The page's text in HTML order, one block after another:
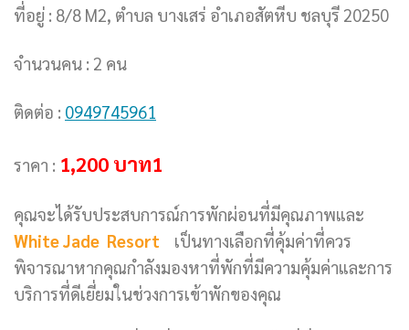
ที่อยู่ : 8/8 M2, ตำบล บางเสร่ อำเภอสัตหีบ ชลบุรี 20250
จำนวนคน : 2 คน
ติดต่อ : 0949745961
ราคา : 1,200 บาท1
คุณจะได้รับประสบการณ์การพักผ่อนที่มีคุณภาพและ
White Jade Resort
เป็นทางเลือกที่คุ้มค่าที่ควร
พิจารณาหากคุณกำลังมองหาที่พักที่มีความคุ้มค่าและการ
บริการที่ดีเยี่ยมในช่วงการเข้าพักของคุณ